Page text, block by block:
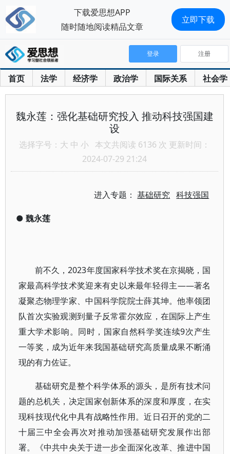
首页 法学 经济学 政治学 国际关系 社会学
登录 注册
魏永莲：强化基础研究投入 推动科技强国建
设
选择字号： 大 中 小 本文共阅读 6136 次 更新时间：
2024-07-29 21:24
进入专题：基础研究 科技强国
● 魏永莲
前不久，2023年度国家科学技术奖在京揭晓，国
家最高科学技术奖迎来有史以来最年轻得主——著名
凝聚态物理学家、中国科学院院士薛其坤。他率领团
队首次实验观测到量子反常霍尔效应，在国际上产生
重大学术影响。同时，国家自然科学奖连续9次产生
一等奖，成为近年来我国基础研究高质量成果不断涌
现的有力佐证。
基础研究是整个科学体系的源头，是所有技术问
题的总机关，决定国家创新体系的深度和厚度，在实
现科技现代化中具有战略性作用。近日召开的党的二
十届三中全会再次对推动加强基础研究发展作出部
署。《中共中央关于进一步全面深化改革、推进中国
下载爱思想APP
随时随地阅读精品文章
立即下载